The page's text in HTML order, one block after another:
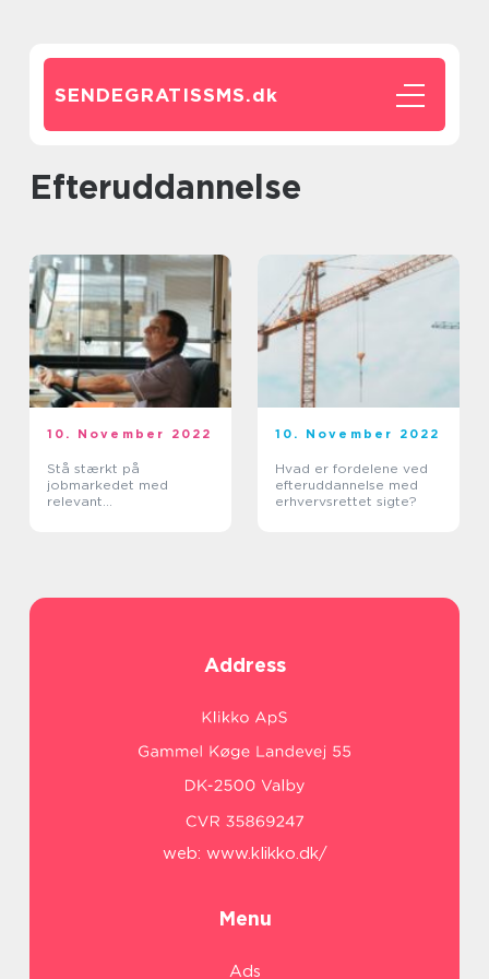
SENDEGRATISSMS.dk
Efteruddannelse
10. November 2022
Stå stærkt på
jobmarkedet med
relevant
10. November 2022
Hvad er fordelene ved
efteruddannelse med
erhvervsrettet sigte?
Address
web: www.klikko.dk/
Menu
Ads